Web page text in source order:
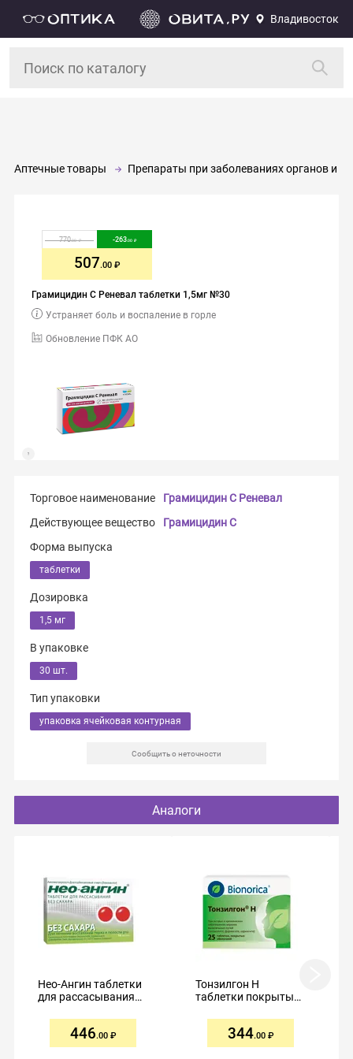
Владивосток
Аптечные товары Препараты при заболеваниях органов и
Грамицидин С Реневал таблетки 1,5мг №30
Обновление ПФК АО
Устраняет боль и воспаление в горле
770.00 -263.00
507.00
Торговое наименование
Грамицидин С Реневал
Действующее вещество
Грамицидин С
Форма выпуска
таблетки
Дозировка
1,5 мг
В упаковке
30 шт.
Тип упаковки
упаковка ячейковая контурная
Сообщить о неточности
Аналоги
Нео-Ангин таблетки
для рассасывания
446.00
Тонзилгон Н
таблетки покрытые
344.00